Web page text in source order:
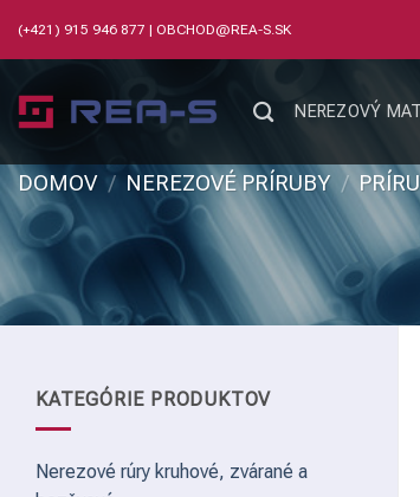
(+421) 915 946 877 | OBCHOD@REA-S.SK
NEREZOVÝ
DOMOV / NEREZOVÉ PRÍRUBY /
KATEGÓRIE PRODUKTOV
Nerezové rúry kruhové, zvárané a